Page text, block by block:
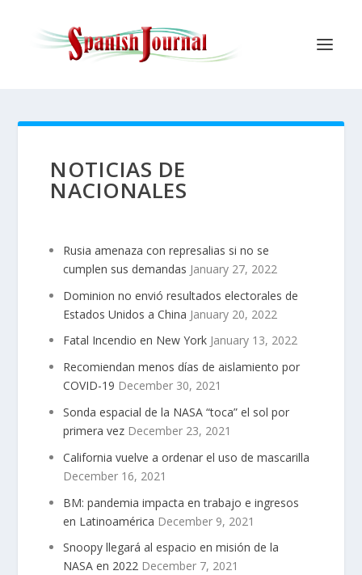
NOTICIAS DE
NACIONALES
Rusia amenaza con represalias si no se
cumplen sus demandas January 27, 2022
Dominion no envió resultados electorales de
Estados Unidos a China January 20, 2022
Fatal Incendio en New York January 13, 2022
Recomiendan menos días de aislamiento por
COVID-19 December 30, 2021
Sonda espacial de la NASA “toca” el sol por
primera vez December 23, 2021
California vuelve a ordenar el uso de mascarilla
December 16, 2021
BM: pandemia impacta en trabajo e ingresos
en Latinoamérica December 9, 2021
Snoopy llegará al espacio en misión de la
NASA en 2022 December 7, 2021